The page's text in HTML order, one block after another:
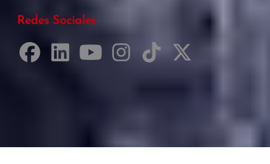
Redes Sociales